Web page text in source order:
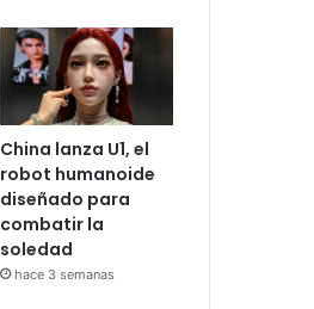
China lanza U1, el
robot humanoide
diseñado para
combatir la
soledad
hace 3 semanas